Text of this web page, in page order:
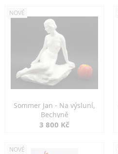
NOVÉ
Sommer Jan - Na výsluní,
Bechyně
3 800 Kč
NOVÉ